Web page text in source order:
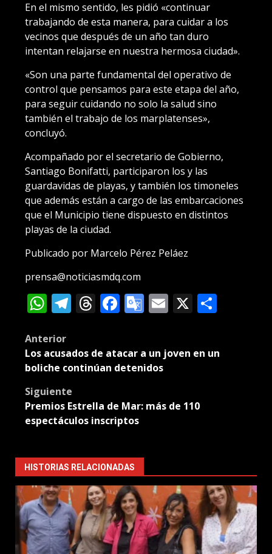
En el mismo sentido, les pidió «continuar
trabajando de esta manera, para cuidar a los
vecinos que después de un año tan duro
intentan relajarse en nuestra hermosa ciudad».
«Son una parte fundamental del operativo de
control que pensamos para este etapa del año,
para seguir cuidando no solo la salud sino
también el trabajo de los marplatenses»,
concluyó.
Acompañado por el secretario de Gobierno,
Santiago Bonifatti, participaron los y las
guardavidas de playas, y también los timoneles
que además están a cargo de las embarcaciones
que el Municipio tiene dispuesto en distintos
playas de la ciudad.
Publicado por Marcelo Pérez Peláez
prensa@noticiasmdq.com
WhatsApp
Telegram
Threads
Facebook
Google
Email
X
Post
navigation
Anterior
Los acusados de atacar a un joven en un
boliche continúan detenidos
Siguiente
Premios Estrella de Mar: más de 110
espectáculos inscriptos
HISTORIAS RELACIONADAS